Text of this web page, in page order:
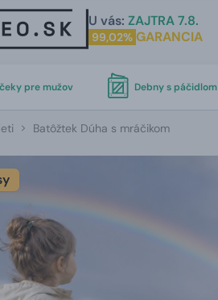
U vás: ZAJTRA 7.8.
99,02% GARANCIA
pre mužov Debny s páčidlom
Batôžtek Dúha s mráčikom